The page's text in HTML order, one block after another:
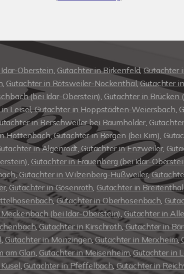
Oberstein, Gutachter in Birkenfeld,Gutachter
, Gutachter in Rötsweiler-Nockenthal,Gutachter
(bei Idar-Oberstein), Gutachter in Brücken
Leisel,Gutachter in Hoppstädten-Weiersbach,
in Berschweiler bei Baumholder,
Hottenbach,Gutachter in Bergen (bei Kirn),
in Algenrodt, Gutachter in Enzweiler,
, Gutachter in Frauenberg (bei Idar-
, Gutachter in Wilzenberg-Hußweiler,
,Gutachter in Gösenroth, Gutachter in Breitenthal
, Gutachter in Oberhosenbach,
(bei Idar-Oberstein),Gutachter in
,Gutachter in Kirschroth, Gutachter in
, Gutachter in Monzingen,Gutachter in Merxheim,
am Glan, Gutachter in Meisenheim,Gutachter in
,Gutachter in Pfeffelbach, Gutachter in